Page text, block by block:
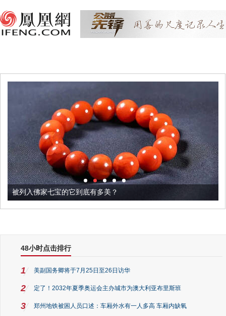
被列入佛家七宝的它到底有多美？
48小时点击排行
1 美副国务卿将于7月25日至26日访华
2 定了！2032年夏季奥运会主办城市为澳大利亚布里斯班
3 郑州地铁被困人员口述：车厢外水有一人多高 车厢内缺氧